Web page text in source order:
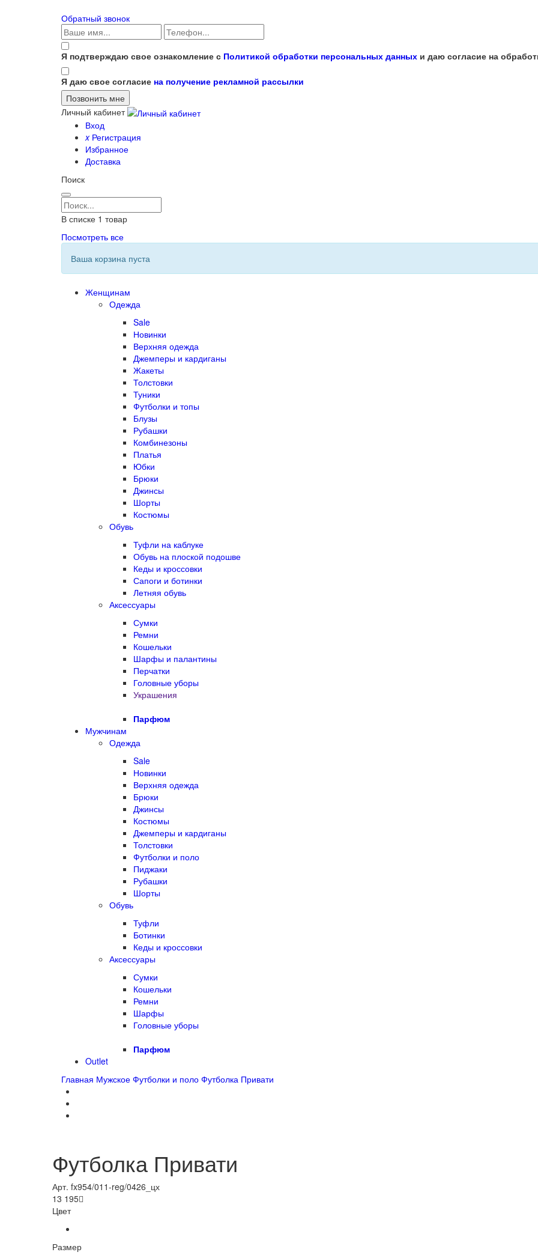
Обратный звонок
Я подтверждаю свое ознакомление с Политикой обработки персональных данных и даю согласие на
Я даю свое согласие на получение рекламной рассылки
Личный кабинет
Вход
xРегистрация
Избранное
Доставка
Поиск
В списке 1 товар
Посмотреть все
Ваша корзина пуста
Женщинам
Одежда
Sale
Новинки
Верхняя одежда
Джемперы и кардиганы
Жакеты
Толстовки
Туники
Футболки и топы
Блузы
Рубашки
Комбинезоны
Платья
Юбки
Брюки
Джинсы
Шорты
Костюмы
Обувь
Туфли на каблуке
Обувь на плоской подошве
Кеды и кроссовки
Сапоги и ботинки
Летняя обувь
Аксессуары
Сумки
Ремни
Кошельки
Шарфы и палантины
Перчатки
Головные уборы
Украшения
Парфюм
Мужчинам
Одежда
Sale
Новинки
Верхняя одежда
Брюки
Джинсы
Костюмы
Джемперы и кардиганы
Толстовки
Футболки и поло
Пиджаки
Рубашки
Шорты
Обувь
Туфли
Ботинки
Кеды и кроссовки
Аксессуары
Сумки
Кошельки
Ремни
Шарфы
Головные уборы
Парфюм
Outlet
Главная Мужское Футболки и поло Футболка Привати
Футболка Привати
Арт. fx954/011-reg/0426_цх
13 195
Цвет
Размер